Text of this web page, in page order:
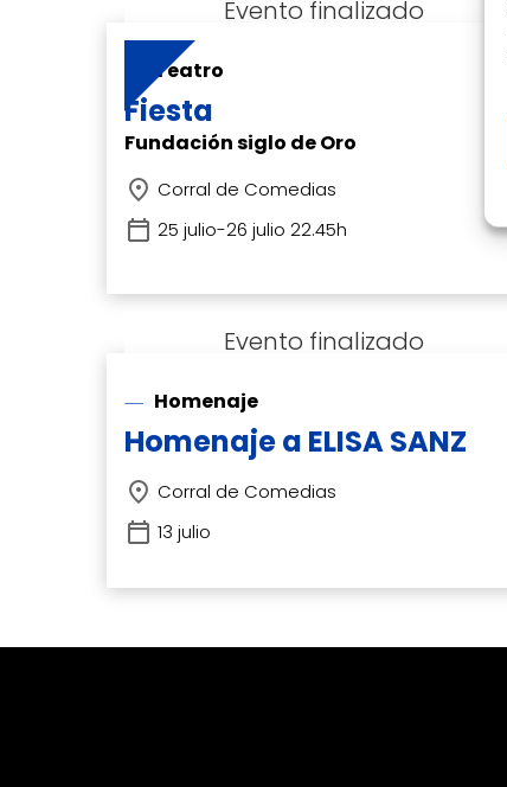
Teatro
Fiesta
Fundación siglo de Oro
Corral de Comedias
25 julio-26 julio 22.45h
Homenaje
Homenaje a ELISA SANZ
Corral de Comedias
13 julio